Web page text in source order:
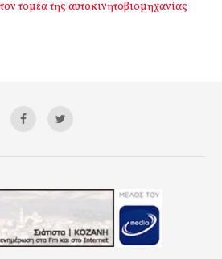
τομέα της αυτοκινητοβιομηχανίας